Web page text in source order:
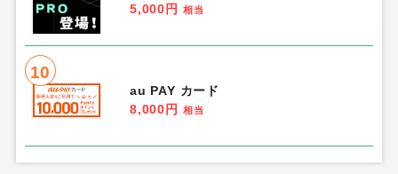
5,000円
相当
10
au PAY カード
8,000円
相当